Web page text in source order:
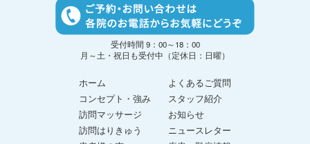
受付時間 9：00～18：00
月～土・祝日も受付中（定休日：日曜）
ホーム
コンセプト・強み
訪問マッサージ
訪問はりきゅう
よくあるご質問
スタッフ紹介
お知らせ
ニュースレター